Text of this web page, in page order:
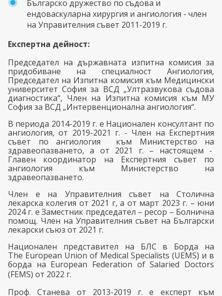
Българско дружество по съдова и
ендоваскуларна хирургия и ангиология - член
на Управителния съвет 2011-2019 г.
Експертна дейност:
Председател на държавната изпитна комисия за
придобиване на специалност Ангиология,
Председател на Изпитна комисия към Медицински
университет София за ВСД „Ултразвукова съдова
диагностика“, Член на Изпитна комисия към МУ
София за ВСД „Интервенционална ангиология“.
В периода 2014-2019 г. е Национален консултант по
ангиология, от 2019-2021 г. - Член на Експертния
съвет по ангиология към Министерство на
здравеопазването, а от 2021 г. – настоящем -
Главен координатор на Експертния съвет по
ангиология към Министерство на
здравеопазването.
Член е на Управителния съвет на Столична
лекарска колегия от 2021 г, а от март 2023 г. – юни
2024 г. е Заместник председател – ресор – Болнична
помощ. Член на Управителния съвет на Български
лекарски съюз от 2021 г.
Национален представител на БЛС в Борда на
The European Union of Medical Specialists (UEMS) и в
борда на European Federation of Salaried Doctors
(FEMS) от 2022 г.
Проф. Станева от 2013-2019 г. е експерт към